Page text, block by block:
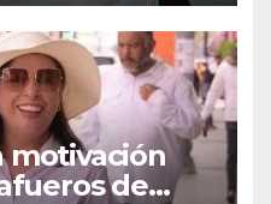
motivación
de